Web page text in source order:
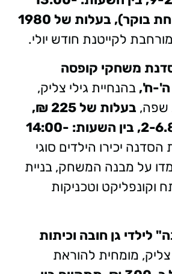
בעלות של 1980
לקייטנת חודש יולי.
משחקי קופסה
ה'-ח', בהנחיית גילי צליק,
שפה,
בעלות של 225 ₪,
בין התאריכים: 2-6.8, בין השעות: 14:00-
יכירו הילדים סוגי
על מבנה המשחק, בניית
וקונפליקט וטכניקות
לילדי גן חובה וכיתות
צליק, מומחית להוראת